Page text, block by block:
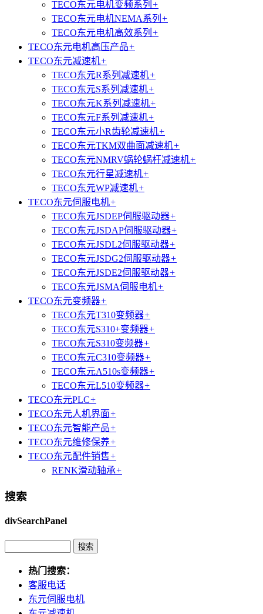
TECO东元电机变频系列 +
TECO东元电机NEMA系列 +
TECO东元电机高效系列 +
TECO东元电机高压产品+
TECO东元减速机+
TECO东元R系列减速机+
TECO东元S系列减速机+
TECO东元K系列减速机+
TECO东元F系列减速机+
TECO东元小R齿轮减速机+
TECO东元TKM双曲面减速机+
TECO东元NMRV蜗轮蜗杆减速机+
TECO东元行星减速机+
TECO东元WP减速机+
TECO东元伺服电机+
TECO东元JSDEP伺服驱动器+
TECO东元JSDAP伺服驱动器+
TECO东元JSDL2伺服驱动器+
TECO东元JSDG2伺服驱动器+
TECO东元JSDE2伺服驱动器+
TECO东元JSMA伺服电机+
TECO东元变频器+
TECO东元T310变频器+
TECO东元S310+变频器+
TECO东元S310变频器+
TECO东元C310变频器+
TECO东元A510s变频器+
TECO东元L510变频器+
TECO东元PLC+
TECO东元人机界面+
TECO东元智能产品+
TECO东元维修保养+
TECO东元配件销售+
RENK滑动轴承+
搜索
divSearchPanel
热门搜索：
客服电话
东元伺服电机